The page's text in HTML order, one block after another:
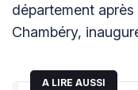
département
Chambéry,
A LIRE AUSSI